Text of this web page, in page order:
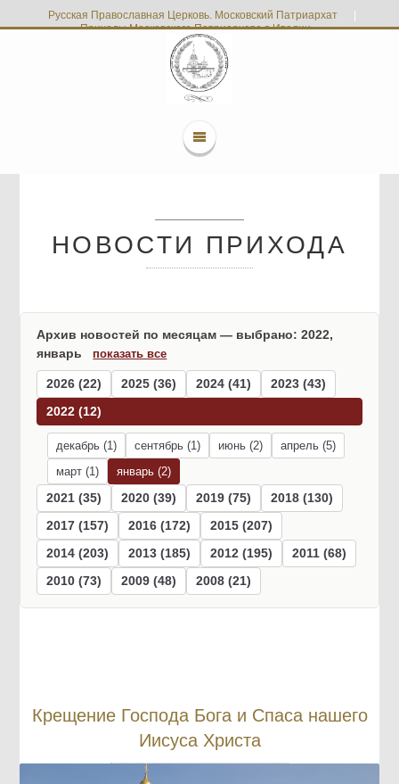
Русская Православная Церковь. Московский Патриархат
Приходы Московского Патриархата в Италии
НОВОСТИ ПРИХОДА
Архив новостей по месяцам — выбрано: 2022,
январь
показать все
2026 (22) 2025 (36) 2024 (41)
2023 (43)
2022 (12)
декабрь (1) сентябрь (1) июнь (2)
апрель (5)
март (1)
январь (2)
2021 (35) 2020 (39) 2019 (75)
2018 (130)
2017 (157)
2016 (172)
2015 (207)
2014 (203)
2013 (185) 2012 (195)
2011 (68)
2010 (73)
2009 (48) 2008 (21)
Крещение Господа Бога и Спаса нашего
Иисуса Христа